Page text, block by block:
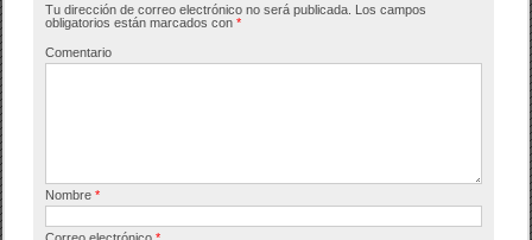
o
o
tir
Tu dirección de correo electrónico no será publicada. Los campos
obligatorios están marcados con*
Comentario
Nombre*
Correo electrónico*